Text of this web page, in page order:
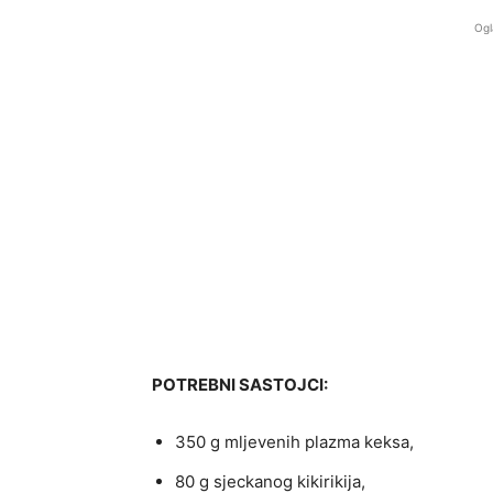
POTREBNI SASTOJCI:
350 g mljevenih plazma keksa,
80 g sjeckanog kikirikija,